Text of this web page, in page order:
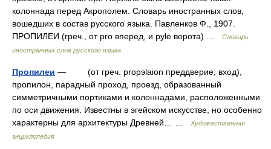
колоннада перед Акрополем. Словарь иностранных слов,
вошедших в состав русского языка. Павленков Ф., 1907.
ПРОПИЛЕИ (греч., от pro вперед, и pyle ворота) …
Словарь
иностранных слов русского языка
Пропилеи — (от греч. propэlaion преддверие, вход),
пропилон, парадный проход, проезд, образованный
симметричными портиками и колоннадами, расположенными
по оси движения. Известны в эгейском искусстве, но особенно
характерны для архитектуры Древней… …
Художественная
энциклопедия